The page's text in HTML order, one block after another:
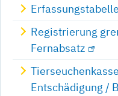
Erfassungstabelle
Registrierung
Fernabsatz
Entschädigung /